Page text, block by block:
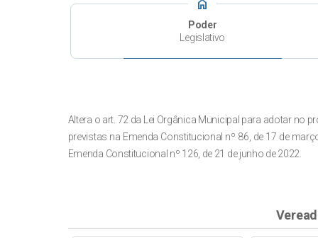
home
Poder
Legislativo
Altera o art. 72 da Lei Orgânica Municipal para adotar
previstas na Emenda Constitucional nº 86, de 17 de
Emenda Constitucional nº 126, de 21 de junho de 2022.